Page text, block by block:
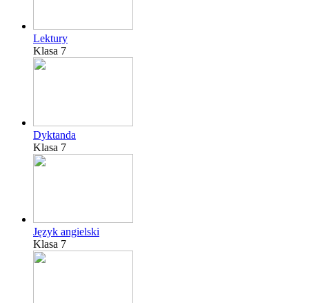
Lektury
Klasa 7
Dyktanda
Klasa 7
Język angielski
Klasa 7